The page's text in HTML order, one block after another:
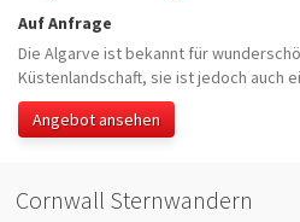
Auf Anfrage
Die Algarve ist bekannt für
Küstenlandschaft, sie ist jedoch auch
Angebot ansehen
Cornwall Sternwandern